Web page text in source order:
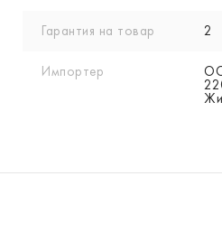
Гарантия на товар 2
Импортер